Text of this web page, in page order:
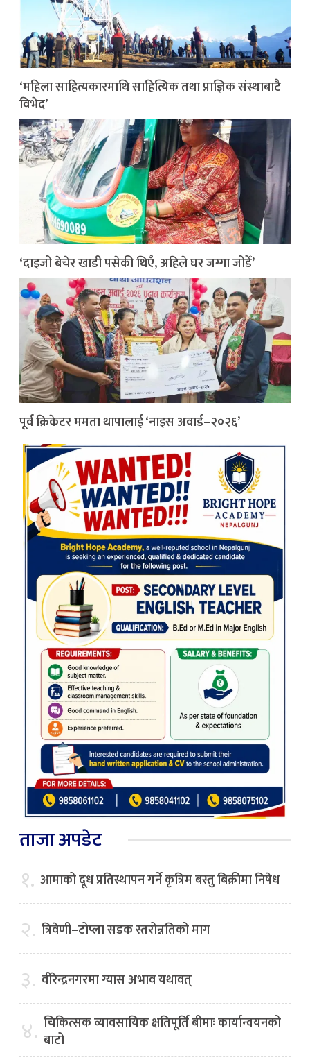
‘महिला साहित्यकारमाथि साहित्यिक तथा प्राज्ञिक संस्थाबाटै
विभेद’
‘दाइजो बेचेर खाडी पसेकी थिएँ, अहिले घर जग्गा जोडेँ’
पूर्व क्रिकेटर ममता थापालाई ‘नाइस अवार्ड–२०२६’
ताजा अपडेट
१. आमाको दूध प्रतिस्थापन गर्ने कृत्रिम बस्तु बिक्रीमा निषेध
२. त्रिवेणी–टोप्ला सडक स्तरोन्नतिको माग
३. वीरेन्द्रनगरमा ग्यास अभाव यथावत्
४. चिकित्सक व्यावसायिक क्षतिपूर्ति बीमाः कार्यान्वयनको
बाटो